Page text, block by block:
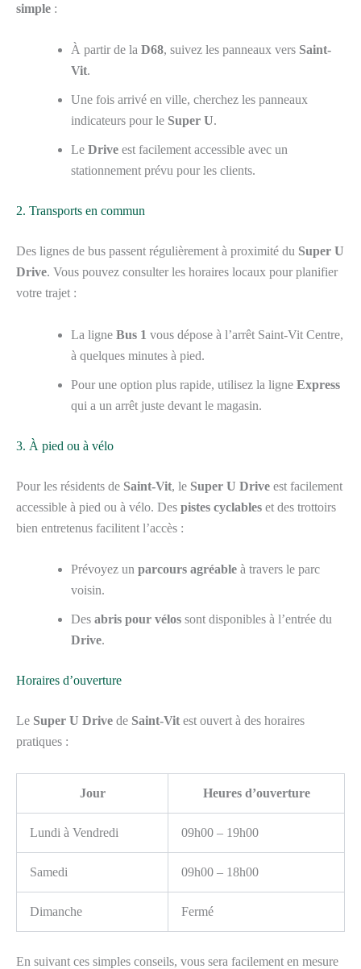
simple :
À partir de la D68, suivez les panneaux vers Saint-
Vit.
Une fois arrivé en ville, cherchez les panneaux
indicateurs pour le Super U.
Le Drive est facilement accessible avec un
stationnement prévu pour les clients.
2. Transports en commun
Des lignes de bus passent régulièrement à proximité du Super U
Drive. Vous pouvez consulter les horaires locaux pour planifier
votre trajet :
La ligne Bus 1 vous dépose à l’arrêt Saint-Vit Centre,
à quelques minutes à pied.
Pour une option plus rapide, utilisez la ligne Express
qui a un arrêt juste devant le magasin.
3. À pied ou à vélo
Pour les résidents de Saint-Vit, le Super U Drive est facilement
accessible à pied ou à vélo. Des pistes cyclables et des trottoirs
bien entretenus facilitent l’accès :
Prévoyez un parcours agréable à travers le parc
voisin.
Des abris pour vélos sont disponibles à l’entrée du
Drive.
Horaires d’ouverture
Le Super U Drive de Saint-Vit est ouvert à des horaires
pratiques :
Jour Heures d’ouverture
Lundi à Vendredi 09h00 – 19h00
Samedi 09h00 – 18h00
Dimanche Fermé
En suivant ces simples conseils, vous sera facilement en mesure